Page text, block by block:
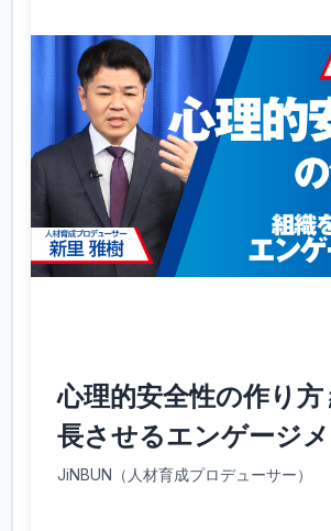
心理的安全性の作り方
長させるエンゲージ
JiNBUN（人材育成プロデューサー）